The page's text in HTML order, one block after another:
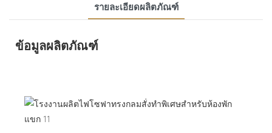
รายละเอียดผลิตภัณฑ์
ข้อมูลผลิตภัณฑ์